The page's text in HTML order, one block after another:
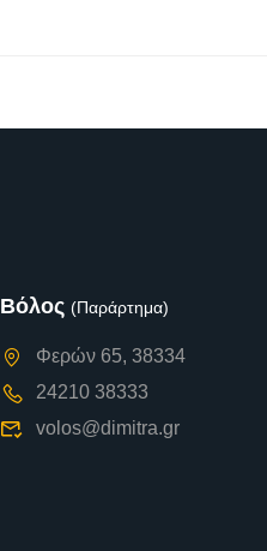
Βόλος (Παράρτημα)
Φερών 65, 38334
24210 38333
volos@dimitra.gr